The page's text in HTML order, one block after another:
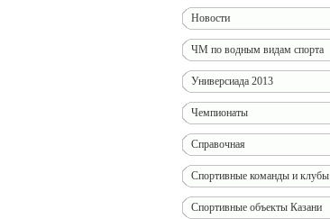
Новости
ЧМ по водным видам спорта
Универсиада 2013
Чемпионаты
Справочная
Спортивные команды и клубы
Спортивные объекты Казани